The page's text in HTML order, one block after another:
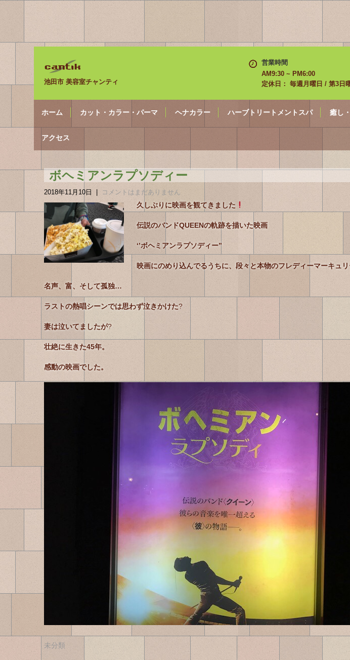
池田市 美容室チャンティ
営業時間
AM9:30 ~ PM6:00
定休日： 毎週月曜日 / 第3日
ホーム カット・カラー・パーマ ヘナカラー ハーブトリートメントスパ 癒し
アクセス
ボヘミアンラプソディー
2018年11月10日 | コメントはまだありません
久しぶりに映画を観てきました
伝説のバンドQUEENの軌跡を描いた映画
‘’ボヘミアンラプソディー”
映画にのめり込んでるうちに、段々と本物のフレディーマーキュ
名声、富、そして孤独…
ラストの熱唱シーンでは思わず泣きかけた?
妻は泣いてましたが?
壮絶に生きた45年。
感動の映画でした。
未分類